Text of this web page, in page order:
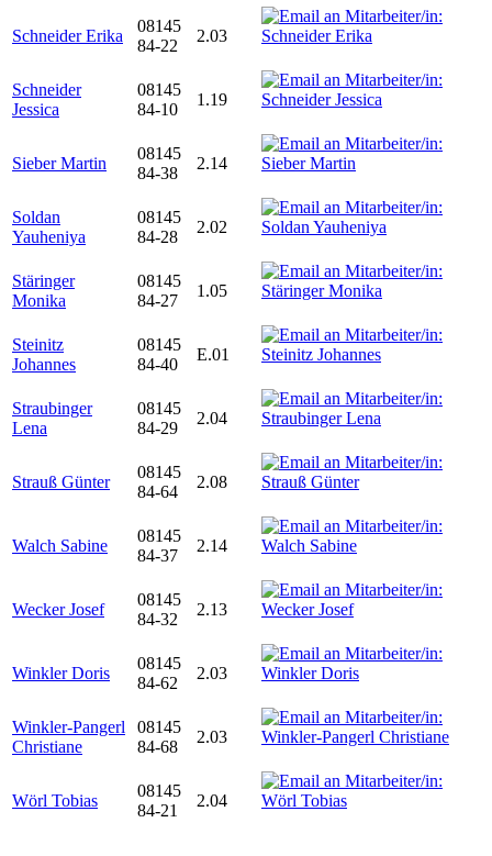
Schneider Erika
08145
84-22
2.03
Schneider
Jessica
08145
84-10
1.19
Sieber Martin
08145
84-38
2.14
Soldan
Yauheniya
08145
84-28
2.02
Stäringer
Monika
08145
84-27
1.05
Steinitz
Johannes
08145
84-40
E.01
Straubinger
Lena
08145
84-29
2.04
Strauß Günter
08145
84-64
2.08
Walch Sabine
08145
84-37
2.14
Wecker Josef
08145
84-32
2.13
Winkler Doris
08145
84-62
2.03
Winkler-Pangerl
Christiane
08145
84-68
2.03
Wörl Tobias
08145
84-21
2.04